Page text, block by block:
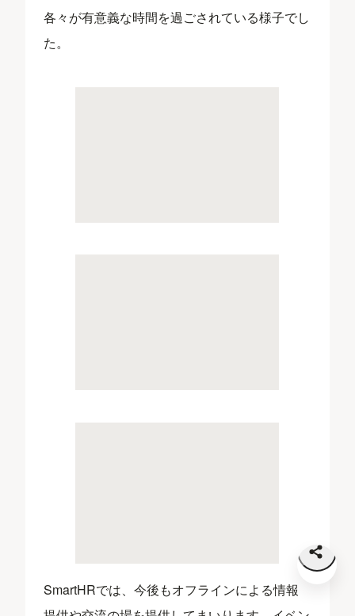
各々が有意義な時間を過ごされている様子でし
た。
SmartHRでは、今後もオフラインによる情報